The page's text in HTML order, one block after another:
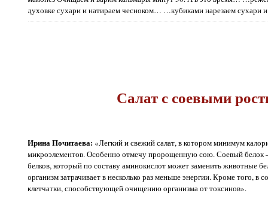
духовке сухари и натираем чесноком… …кубиками нарезаем сухари
Салат с соевыми
Ирина Почитаева: «Легкий и свежий салат, в котором минимум
микроэлементов. Особенно отмечу пророщенную сою. Соевый белок
белков, который по составу аминокислот может заменить животные
организм затрачивает в несколько раз меньше энергии. Кроме того, в
клетчатки, способствующей очищению организма от токсинов».